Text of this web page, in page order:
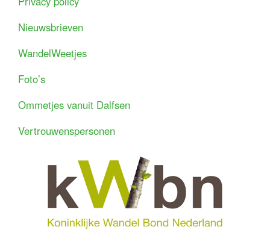
Nieuwsbrieven
WandelWeetjes
Foto’s
Ommetjes vanuit Dalfsen
Vertrouwenspersonen